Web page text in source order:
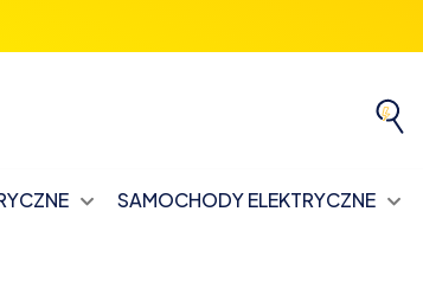
SAMOCHODY ELEKTRYCZNE